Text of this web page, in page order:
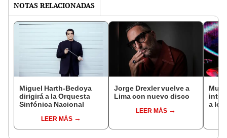
NOTAS RELACIONADAS
Miguel Harth-Bedoya
dirigirá a la Orquesta
Sinfónica Nacional
LEER MÁS
Jorge Drexler vuelve a
Lima con nuevo disco
LEER MÁS
a los